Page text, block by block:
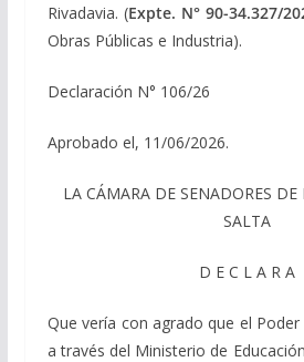
Rivadavia. (Expte. N° 90-34.327/
Obras Públicas e Industria).
Declaración N° 106/26
Aprobado el, 11/06/2026.
LA CÁMARA DE SENADORES
SALTA
D E C L A R A
Que vería con agrado que el
a través del Ministerio de